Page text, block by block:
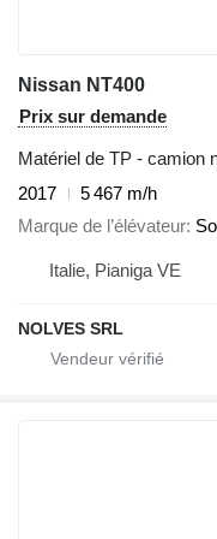
Nissan NT400
Prix sur demande
Matériel de TP - camion
2017
5 467 m/h
Marque de l’élévateur
Italie, Pianiga VE
NOLVES SRL